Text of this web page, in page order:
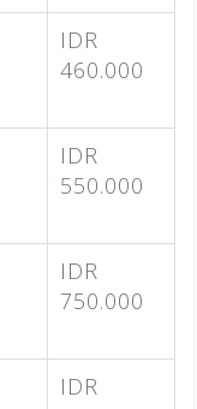
IDR
460.000
IDR
550.000
IDR
750.000
IDR